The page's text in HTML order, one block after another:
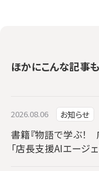
ほかにこんな記事
2026.08.06 お知らせ
書籍『物語で学ぶ！
「店長支援AIエージ